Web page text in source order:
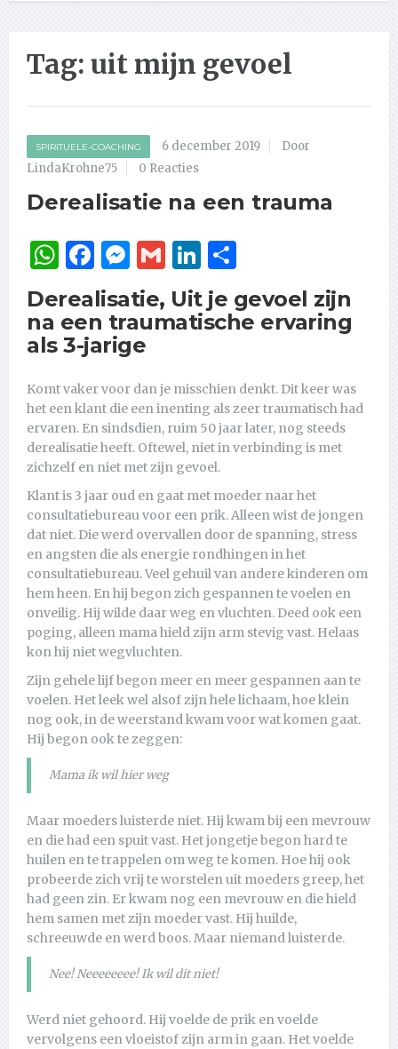
Tag: uit mijn gevoel
SPIRITUELE-COACHING 6 december 2019
Door
LindaKrohne75
0 Reacties
Derealisatie na een trauma
WhatsApp
Facebook
Messenger
GmailLinkedIn
Derealisatie, Uit je gevoel zijn
na een traumatische ervaring
als 3-jarige
Komt vaker voor dan je misschien denkt. Dit keer was
het een klant die een inenting als zeer traumatisch had
ervaren. En sindsdien, ruim 50 jaar later, nog steeds
derealisatie heeft. Oftewel, niet in verbinding is met
zichzelf en niet met zijn gevoel.
Klant is 3 jaar oud en gaat met moeder naar het
consultatiebureau voor een prik. Alleen wist de jongen
dat niet. Die werd overvallen door de spanning, stress
en angsten die als energie rondhingen in het
consultatiebureau. Veel gehuil van andere kinderen om
hem heen. En hij begon zich gespannen te voelen en
onveilig. Hij wilde daar weg en vluchten. Deed ook een
poging, alleen mama hield zijn arm stevig vast. Helaas
kon hij niet wegvluchten.
Zijn gehele lijf begon meer en meer gespannen aan te
voelen. Het leek wel alsof zijn hele lichaam, hoe klein
nog ook, in de weerstand kwam voor wat komen gaat.
Hij begon ook te zeggen:
Mama ik wil hier weg
Maar moeders luisterde niet. Hij kwam bij een mevrouw
en die had een spuit vast. Het jongetje begon hard te
huilen en te trappelen om weg te komen. Hoe hij ook
probeerde zich vrij te worstelen uit moeders greep, het
had geen zin. Er kwam nog een mevrouw en die hield
hem samen met zijn moeder vast. Hij huilde,
schreeuwde en werd boos. Maar niemand luisterde.
Nee! Neeeeeeee! Ik wil dit niet!
Werd niet gehoord. Hij voelde de prik en voelde
vervolgens een vloeistof zijn arm in gaan. Het voelde